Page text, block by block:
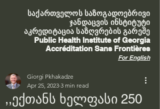
საქართველოს საზოგადოებრივი
ჯანდაცვის ინსტიტუტი
აკრედიტაცია საზღვრების გარეშე
Public Health Institute of Georgia
Accréditation Sans Frontières
For English
,,ექთანს ხელფასი 250
Giorgi Pkhakadze
Apr 25, 2023 3 min read